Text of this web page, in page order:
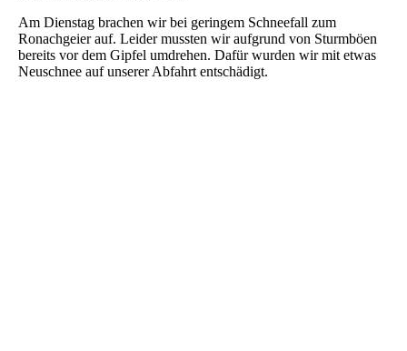
Am Dienstag brachen wir bei geringem Schneefall zum
Ronachgeier auf. Leider mussten wir aufgrund von Sturmböen
bereits vor dem Gipfel umdrehen. Dafür wurden wir mit etwas
Neuschnee auf unserer Abfahrt entschädigt.